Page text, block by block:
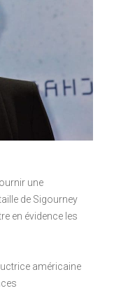
une
de Sigourney
en évidence les
américaine